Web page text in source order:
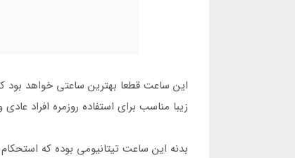
این ساعت قطعا بهترین ساعتی خواهد بود
زیبا مناسب برای استفاده روزمره افراد
بدنه این ساعت تیتانیومی بوده که